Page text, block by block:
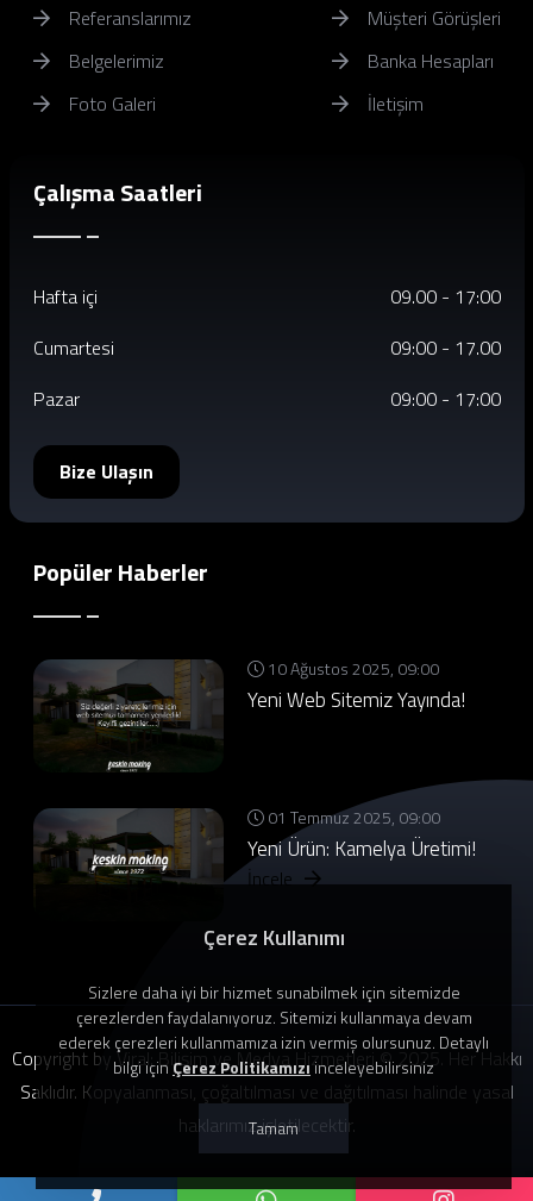
Referanslarımız
Belgelerimiz
Foto Galeri
Müşteri Görüşleri
Banka Hesapları
İletişim
Çalışma Saatleri
Hafta içi
09.00 - 17:00
Cumartesi
09:00 - 17.00
Pazar
09:00 - 17:00
Bize Ulaşın
Popüler Haberler
10 Ağustos 2025, 09:00
Yeni Web Sitemiz Yayında!
01 Temmuz 2025, 09:00
Yeni Ürün: Kamelya Üretimi!
İncele
Copyright by Viral: Bilişim ve Medya Hizmetleri © 2025. Her Hakkı
Saklıdır. Kopyalanması, çoğaltılması ve dağıtılması halinde yasal
haklarımız işletilecektir.
Çerez Kullanımı
Sizlere daha iyi bir hizmet sunabilmek için sitemizde
çerezlerden faydalanıyoruz. Sitemizi kullanmaya devam
ederek çerezleri kullanmamıza izin vermiş olursunuz. Detaylı
bilgi içinÇerez Politikamızıinceleyebilirsiniz
Tamam